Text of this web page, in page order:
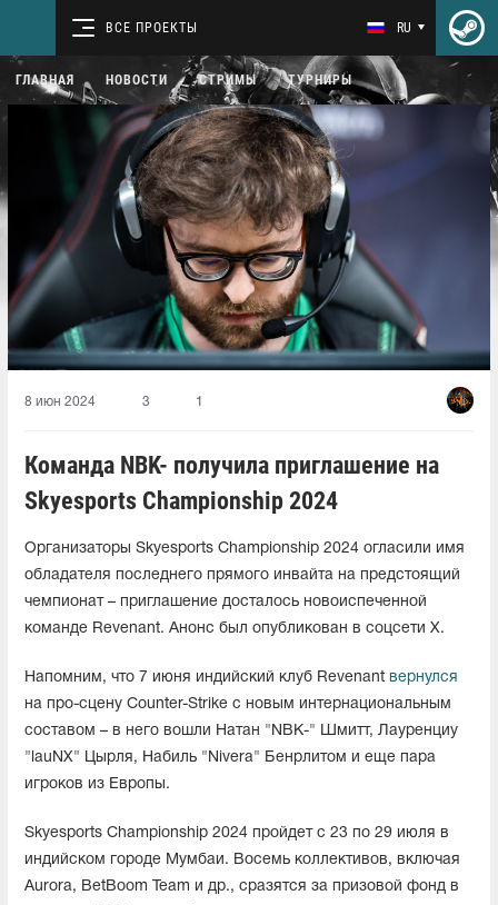
ВСЕ ПРОЕКТЫ RU
ГЛАВНАЯ НОВОСТИ СТРИМЫ ТУРНИРЫ
8 июн 2024 3 1
Команда NBK- получила приглашение на
Skyesports Championship 2024
Организаторы Skyesports Championship 2024 огласили имя
обладателя последнего прямого инвайта на предстоящий
чемпионат – приглашение досталось новоиспеченной
команде Revenant. Анонс был опубликован в соцсети X.
Напомним, что 7 июня индийский клуб Revenant вернулся
на про-сцену Counter-Strike с новым интернациональным
составом – в него вошли Натан "NBK-" Шмитт, Лауренциу
"lauNX" Цырля, Набиль "Nivera" Бенрлитом и еще пара
игроков из Европы.
Skyesports Championship 2024 пройдет с 23 по 29 июля в
индийском городе Мумбаи. Восемь коллективов, включая
Aurora, BetBoom Team и др., сразятся за призовой фонд в